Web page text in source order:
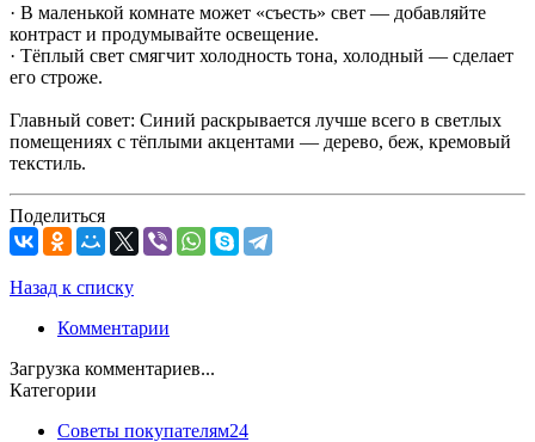
· В маленькой комнате может «съесть» свет — добавляйте
контраст и продумывайте освещение.
· Тёплый свет смягчит холодность тона, холодный — сделает
его строже.
Главный совет: Синий раскрывается лучше всего в светлых
помещениях с тёплыми акцентами — дерево, беж, кремовый
текстиль.
Поделиться
Назад к списку
Комментарии
Загрузка комментариев...
Категории
Советы покупателям24